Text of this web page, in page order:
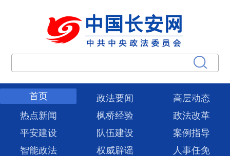
首页 政法要闻
高层动态
热点新闻
枫桥经验
政法改革
平安建设
队伍建设
案例指导
智能政法
权威辟谣
人事任免